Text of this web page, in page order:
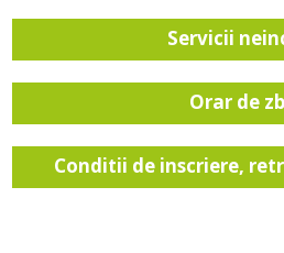
Servicii
Orar de
Conditii de inscriere,